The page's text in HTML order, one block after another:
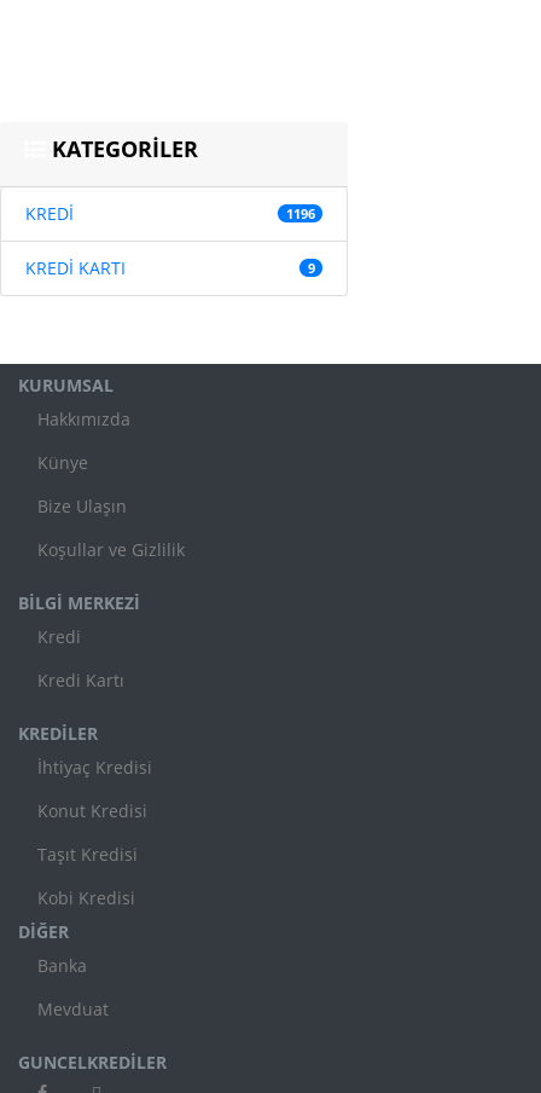
KATEGORİLER
KREDİ 1196
KREDİ KARTI 9
KURUMSAL
Hakkımızda
Künye
Bize Ulaşın
Koşullar ve Gizlilik
BİLGİ MERKEZİ
Kredi
Kredi Kartı
KREDİLER
İhtiyaç Kredisi
Konut Kredisi
Taşıt Kredisi
Kobi Kredisi
DİĞER
Banka
Mevduat
GUNCELKREDİLER